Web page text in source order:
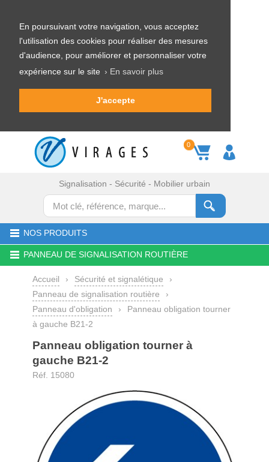
En poursuivant votre navigation, vous acceptez
l'utilisation des cookies pour réaliser des mesures
d'audience, pour améliorer et personnaliser votre
expérience sur le site › En savoir plus
J'accepte
0
Signalisation - Sécurité - Mobilier urbain
NOS PRODUITS
PANNEAU DE SIGNALISATION ROUTIÈRE
Accueil › Sécurité et signalétique
›
Panneau de signalisation routière
›
Panneau d'obligation
›
Panneau obligation tourner
à gauche B21-2
Panneau obligation tourner à
gauche B21-2
Réf. 15080